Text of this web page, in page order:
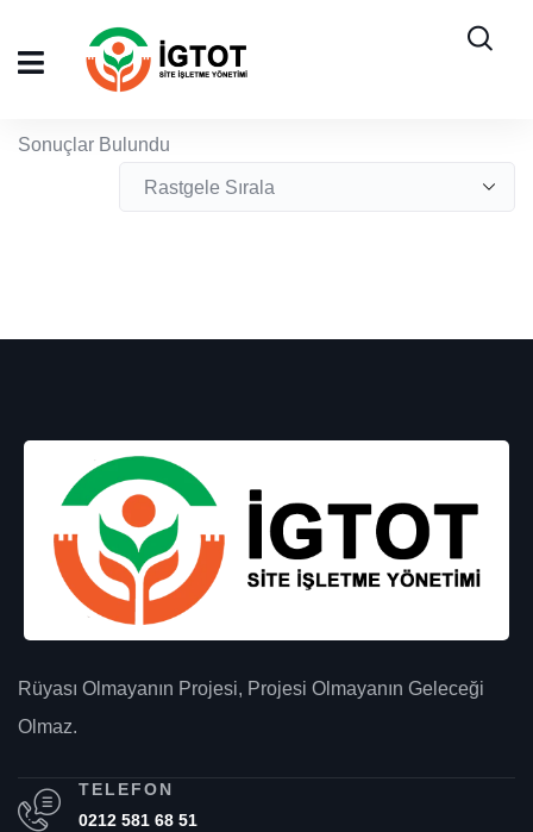
Sonuçlar Bulundu
Rüyası Olmayanın Projesi, Projesi Olmayanın Geleceği
Olmaz.
TELEFON
0212 581 68 51